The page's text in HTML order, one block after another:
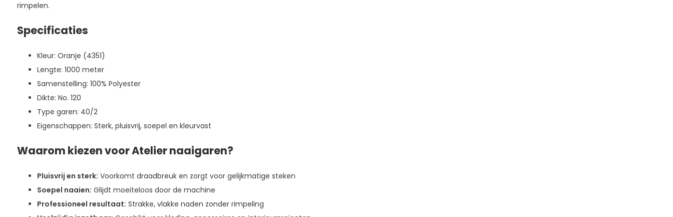
rimpelen.
Specificaties
Kleur: Oranje (4351)
Lengte: 1000 meter
Samenstelling: 100% Polyester
Dikte: No. 120
Type garen: 40/2
Eigenschappen: Sterk, pluisvrij, soepel en kleurvast
Waarom kiezen voor Atelier naaigaren?
Pluisvrij en sterk: Voorkomt draadbreuk en zorgt voor gelijkmatige steken
Soepel naaien: Glijdt moeiteloos door de machine
Professioneel resultaat: Strakke, vlakke naden zonder rimpeling